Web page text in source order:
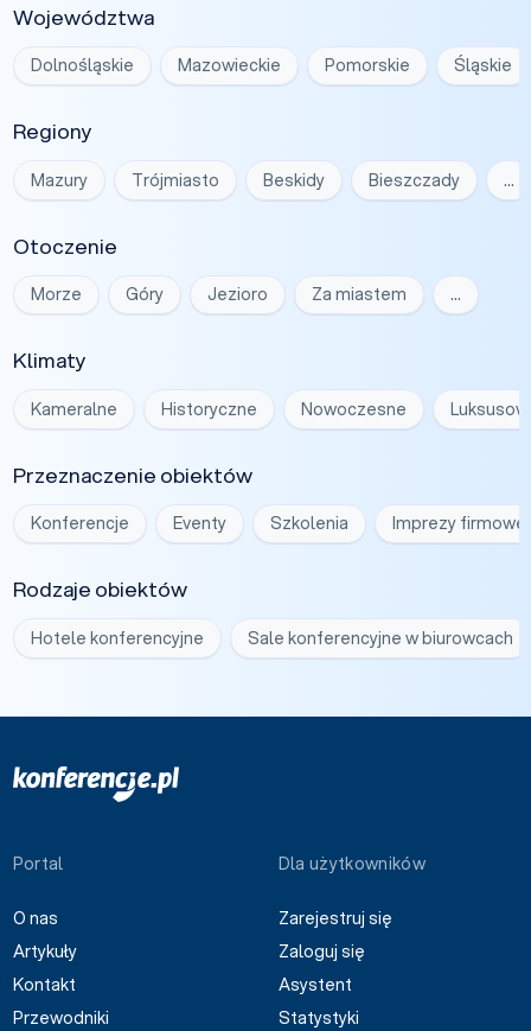
Województwa
Dolnośląskie Mazowieckie Pomorskie Śląskie
Regiony
Mazury Trójmiasto Beskidy Bieszczady …
Otoczenie
Morze Góry Jezioro Za miastem …
Klimaty
Kameralne Historyczne Nowoczesne
Przeznaczenie obiektów
Konferencje Eventy Szkolenia Imprezy firmowe
Rodzaje obiektów
Hotele konferencyjne Sale konferencyjne w biurowcach
Portal
O nas
Artykuły
Kontakt
Przewodniki
Dla użytkowników
Zarejestruj się
Zaloguj się
Asystent
Statystyki